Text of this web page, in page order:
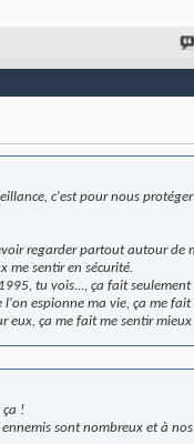
c'est pour nous
regarder partout autour de
me sentir en sécurité.
tu vois..., ça fait
espionne ma vie, ça me
eux, ça me fait me sentir
ça !
sont nombreux et à